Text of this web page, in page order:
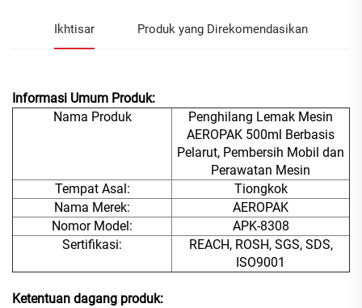
Ikhtisar Produk yang Direkomendasikan
Informasi Umum Produk:
Nama Produk
Penghilang Lemak Mesin
AEROPAK 500ml Berbasis
Pelarut, Pembersih Mobil dan
Perawatan Mesin
Tempat Asal:
Tiongkok
Nama Merek:
AEROPAK
Nomor Model:
APK-8308
Sertifikasi:
REACH, ROSH, SGS, SDS,
ISO9001
Ketentuan dagang produk: